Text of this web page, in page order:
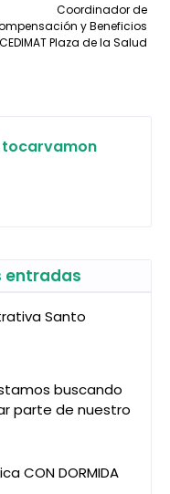
Coordinador de
y Beneficios
CEDIMAT Plaza de la Salud
tocarvamon
entradas
Santo
buscando
parte de nuestro
CON DORMIDA